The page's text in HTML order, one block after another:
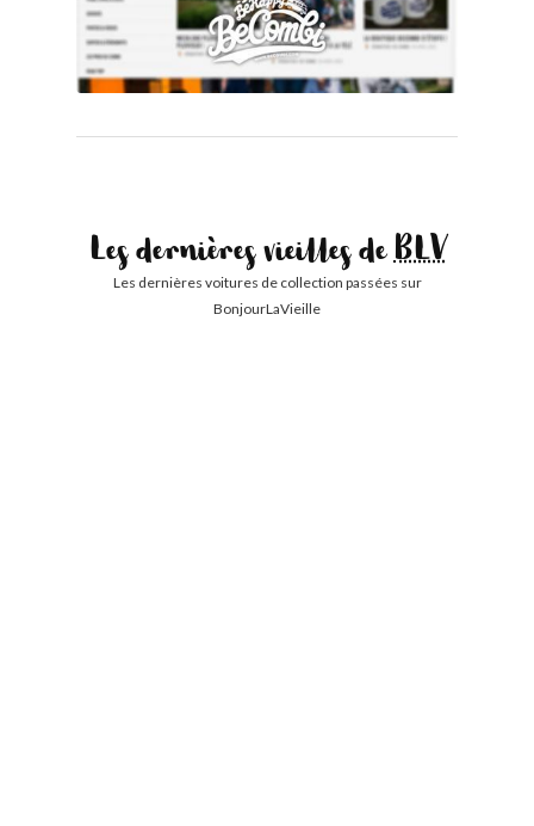
Les dernières vieilles deBLV
Les dernières voitures de collection passées sur
BonjourLaVieille